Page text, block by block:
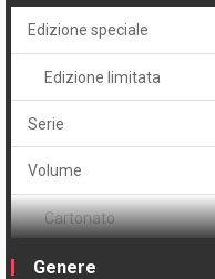
Edizione speciale
Edizione limitata
Serie
Volume
Cartonato
Cartonato variant
Genere